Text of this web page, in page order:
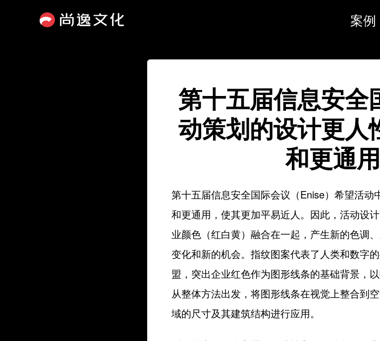
案例
第十五届信息安全
动策划的设计更人
和更通用
第十五届信息安全国际会议（Enise）希望活动
和更通用，使其更加平易近人。因此，活动设
业颜色（红白黄）融合在一起，产生新的色调
变化和新的机会。指纹图案代表了人类和数字
盟，突出企业红色作为图形线条的基础背景，
从整体方法出发，将图形线条在视觉上整合到
域的尺寸及其建筑结构进行应用。